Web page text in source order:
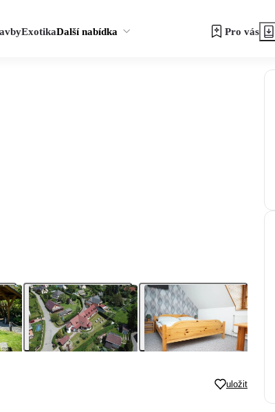
ExotikaDalší nabídka Pro vás
uložit